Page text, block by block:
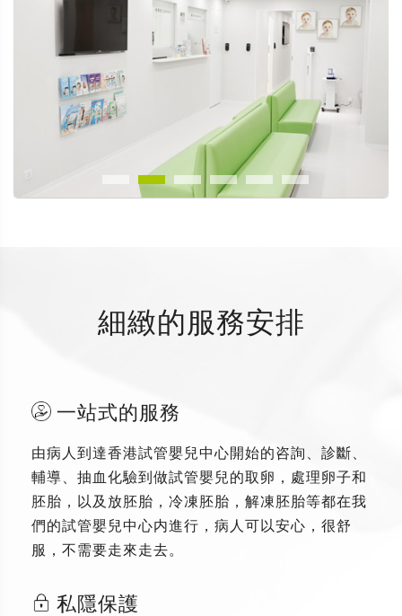
細緻的服務安排
一站式的服務
由病人到達香港試管嬰兒中心開始的咨詢、診斷、
輔導、抽血化驗到做試管嬰兒的取卵，處理卵子和
胚胎，以及放胚胎，冷凍胚胎，解凍胚胎等都在我
們的試管嬰兒中心内進行，病人可以安心，很舒
服，不需要走來走去。
私隱保護